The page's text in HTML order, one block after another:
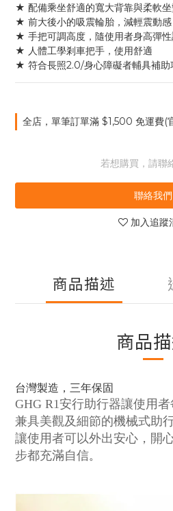
★ 配備乘坐舒適的寬大背靠與柔軟
★ 前大後小的吸震輪胎，減輕震動感
★ 手把可調高度，隨使用者身高彈
★ 人體工學剎車把手，使用舒適
★ 符合長照2.0/身心障礙者輔具補助
全店，單筆訂單滿 $1,500 免運費(
若想購買，請聯
聯絡我們
加入追蹤
商品描述
商品
台灣製造，三年保固
GHG R1安行助行器讓使用
兼具美觀及細節的機械式助
讓使用者可以外出安心，開
步都充滿自信。